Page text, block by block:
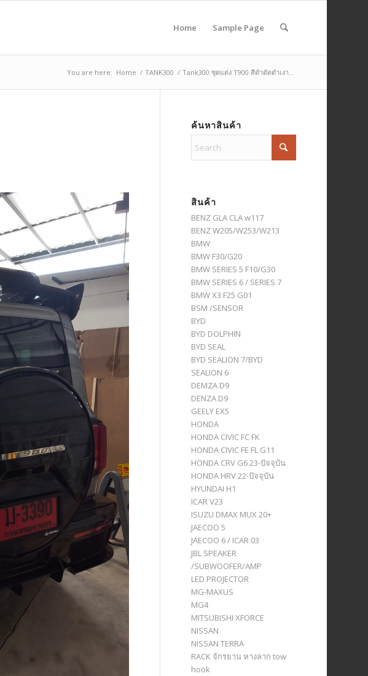
Home Sample Page
You are here: Home / TANK300 / Tank300 ชุดแต่ง T900 สีดำตัดดำเงา...
ค้นหาสินค้า
สินค้า
BENZ GLA CLA w117
BENZ W205/W253/W213
BMW
BMW F30/G20
BMW SERIES 5 F10/G30
BMW SERIES 6 / SERIES 7
BMW X3 F25 G01
BSM /SENSOR
BYD
BYD DOLPHIN
BYD SEAL
BYD SEALION 7/BYD
SEALION 6
DEMZA D9
DENZA D9
GEELY EX5
HONDA
HONDA CIVIC FC FK
HONDA CIVIC FE FL G11
HONDA CRV G6 23-ปัจจุบัน
HONDA HRV 22-ปัจจุบัน
HYUNDAI H1
ICAR V23
ISUZU DMAX MUX 20+
JAECOO 5
JAECOO 6 / ICAR 03
JBL SPEAKER
/SUBWOOFER/AMP
LED PROJECTOR
MG-MAXUS
MG4
MITSUBISHI XFORCE
NISSAN
NISSAN TERRA
RACK จักรยาน หางลาก tow
hook